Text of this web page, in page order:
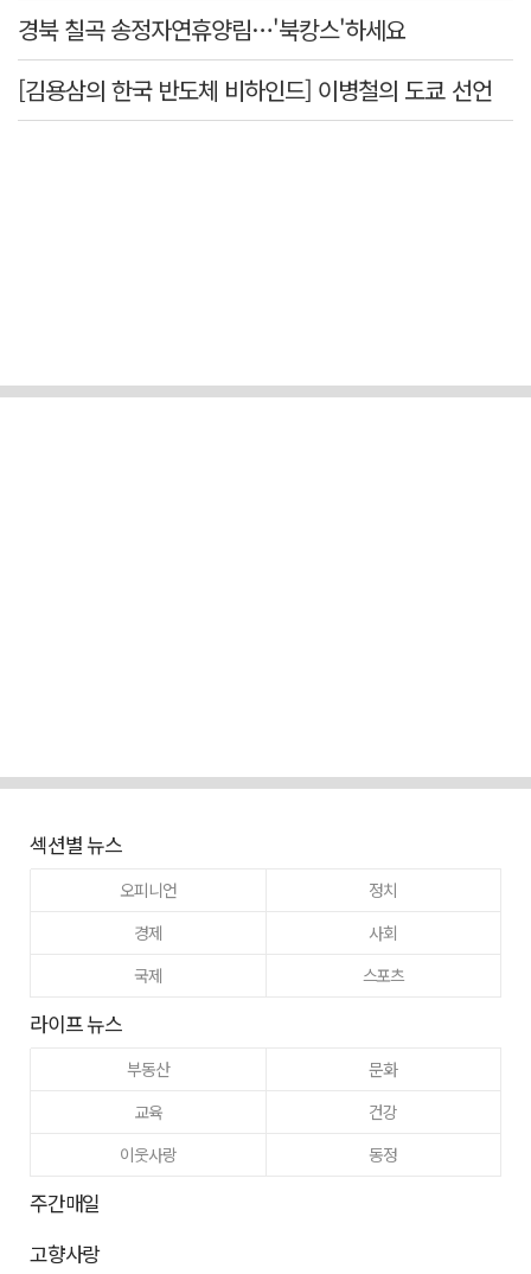
경북 칠곡 송정자연휴양림…'북캉스'하세요
[김용삼의 한국 반도체 비하인드] 이병철의 도쿄 선언
섹션별 뉴스
오피니언
정치
경제
사회
국제
스포츠
라이프 뉴스
부동산
문화
교육
건강
이웃사랑
동정
주간매일
고향사랑